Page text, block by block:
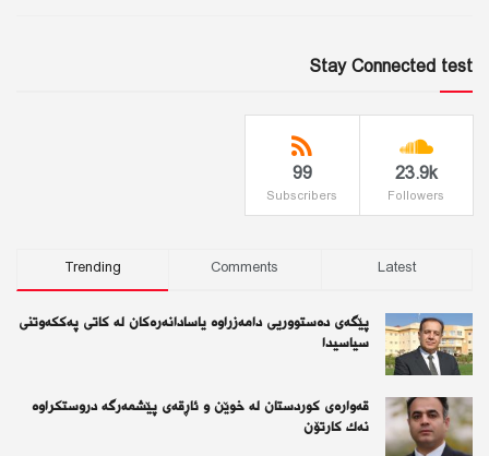
Stay Connected test
23.9k
Followers
99
Subscribers
Trending Comments Latest
پێگەی دەستووریی دامەزراوە یاسادانەرەكان لە كاتی پەككەوتنی
سیاسیدا
قەوارەی كوردستان لە خوێن و ئاڕقەی پێشمەرگە دروستكراوە
نەك كارتۆن